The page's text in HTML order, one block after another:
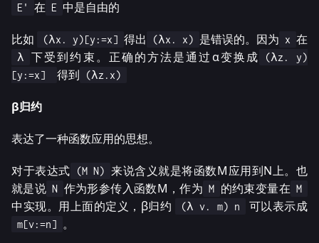
E' 在 E 中是自由的
比如 (λx. y)[y:=x] 得出 (λx. x) 是错误的。因为 x 在
λ 下受到约束。正确的方法是通过α变换成
(λz. y)
[y:=x]
得到 (λz.x)
β归约
表达了一种函数应用的思想。
对于表达式 (M N) 来说含义就是将函数M应用到N上。也
就是说 N 作为形参传入函数M，作为 M 的约束变量在 M
中实现。用上面的定义，β归约 (λ v. m) n 可以表示成
m[v:=n] 。